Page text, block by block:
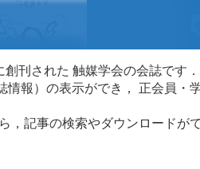
刊された 触媒学会の会誌です．
報）の表示ができ， 正会員・
記事の検索やダウンロードが